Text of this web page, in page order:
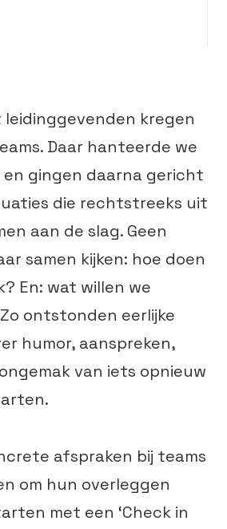
leidinggevenden kregen
Daar hanteerde we
gingen daarna gericht
die rechtstreeks uit
aan de slag. Geen
samen kijken: hoe doen
En: wat willen we
ontstonden eerlijke
humor, aanspreken,
van iets opnieuw
afspraken bij teams
om hun overleggen
met een ‘Check in